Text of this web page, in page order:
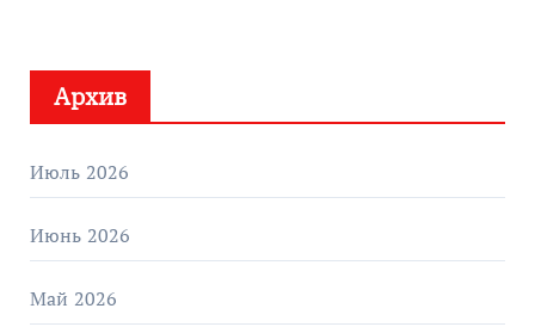
Архив
Июль 2026
Июнь 2026
Май 2026